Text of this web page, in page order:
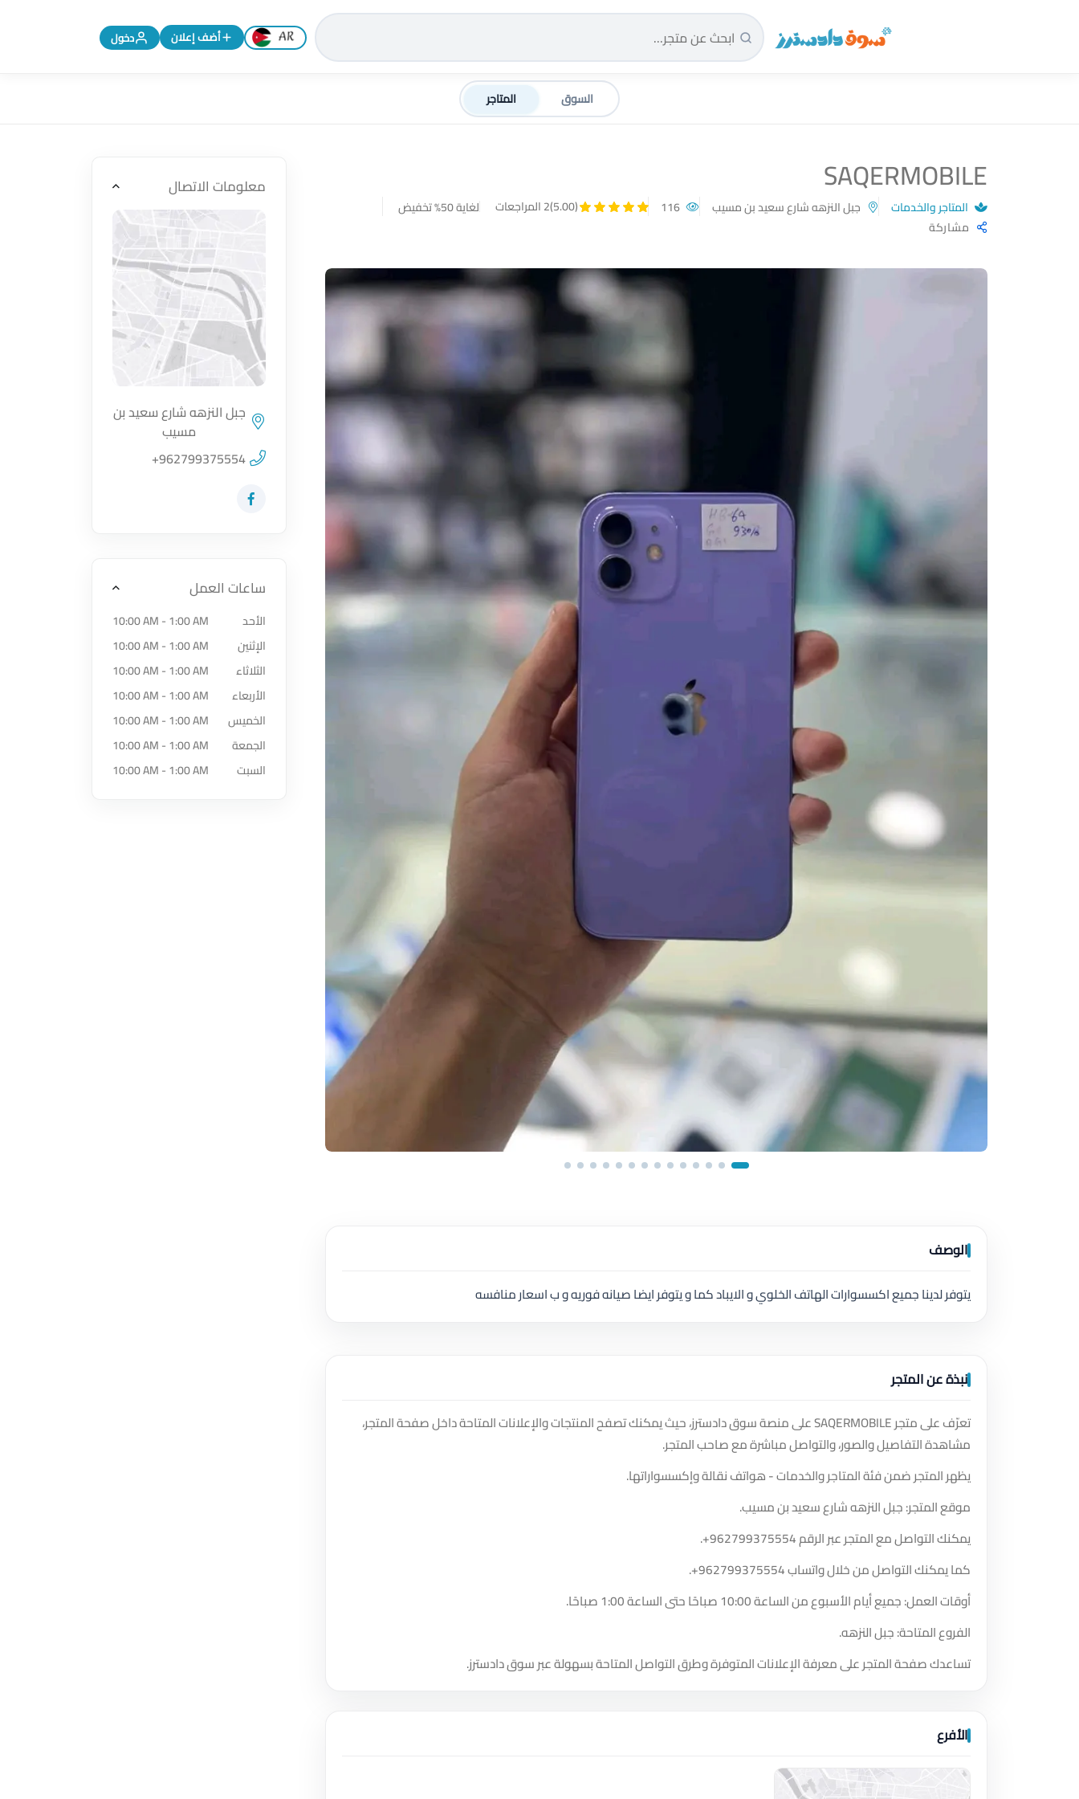
سوق دادسترز الرئيسية تغيير اللغة إلى الإنجليزية
أضف إعلان دخول
السوق المتاجر
SAQERMOBILE
المتاجر والخدمات جبل النزهه شارع سعيد بن مسيب (5.00) 2 المراجعات
لغاية 50% تخفيض
مشاركة
الوصف
يتوفر لدينا جميع اكسسوارات الهاتف الخلوي و الايباد كما و يتوفر ايضا صيانه فوريه و ب اسعار منافسه
نبذة عن المتجر
تعرّف على متجر SAQERMOBILE على منصة سوق دادسترز، حيث يمكنك تصفح المنتجات والإعلانات المتاحة داخل صفحة المتجر،
مشاهدة التفاصيل والصور، والتواصل مباشرة مع صاحب المتجر.
يظهر المتجر ضمن فئة المتاجر والخدمات - هواتف نقالة وإكسسواراتها.
موقع المتجر: جبل النزهه شارع سعيد بن مسيب.
يمكنك التواصل مع المتجر عبر الرقم+962799375554
.
كما يمكنك التواصل من خلال واتساب+962799375554
.
أوقات العمل: جميع أيام الأسبوع من الساعة 10:00 صباحًا حتى الساعة 1:00 صباحًا.
الفروع المتاحة: جبل النزهه.
تساعدك صفحة المتجر على معرفة الإعلانات المتوفرة وطرق التواصل المتاحة بسهولة عبر سوق دادسترز.
الأفرع
معلومات الاتصال
اضغط لتحميل الموقع
جبل النزهه شارع سعيد بن
مسيب
+962799375554
زيارة حساب المتجر على Facebook-f
ساعات العمل
الأحد
10:00 AM - 1:00 AM
الإثنين
10:00 AM - 1:00 AM
الثلاثاء
10:00 AM - 1:00 AM
الأربعاء
10:00 AM - 1:00 AM
الخميس
10:00 AM - 1:00 AM
الجمعة
10:00 AM - 1:00 AM
السبت
10:00 AM - 1:00 AM